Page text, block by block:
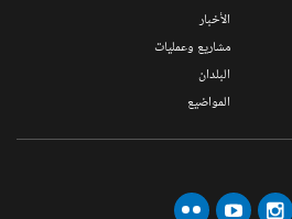
الأخبار
مشاريع وعمليات
البلدان
المواضيع